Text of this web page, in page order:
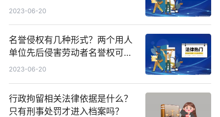
什么？ 世界观天下
2023-06-20
名誉侵权有几种形式？两个用人
单位先后侵害劳动者名誉权可以
合并起诉吗？|环球通讯
2023-06-20
行政拘留相关法律依据是什么？
只有刑事处罚才进入档案吗？